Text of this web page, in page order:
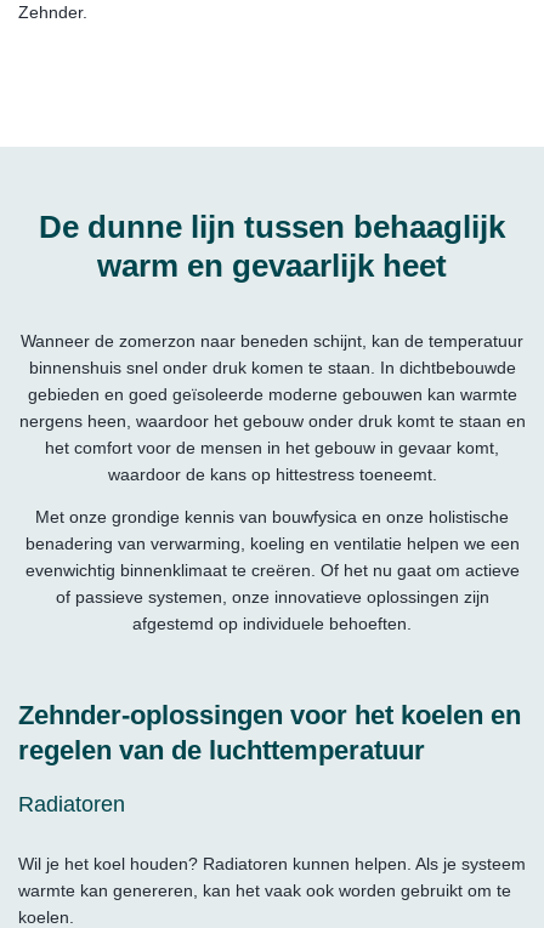
Zehnder.
De dunne lijn tussen behaaglijk
warm en gevaarlijk heet
Wanneer de zomerzon naar beneden schijnt, kan de temperatuur
binnenshuis snel onder druk komen te staan. In dichtbebouwde
gebieden en goed geïsoleerde moderne gebouwen kan warmte
nergens heen, waardoor het gebouw onder druk komt te staan en
het comfort voor de mensen in het gebouw in gevaar komt,
waardoor de kans op hittestress toeneemt.
Met onze grondige kennis van bouwfysica en onze holistische
benadering van verwarming, koeling en ventilatie helpen we een
evenwichtig binnenklimaat te creëren. Of het nu gaat om actieve
of passieve systemen, onze innovatieve oplossingen zijn
afgestemd op individuele behoeften.
Zehnder-oplossingen voor het koelen en
regelen van de luchttemperatuur
Radiatoren
Wil je het koel houden? Radiatoren kunnen helpen. Als je systeem
warmte kan genereren, kan het vaak ook worden gebruikt om te
koelen.